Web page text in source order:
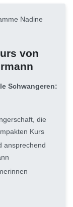
von
Schwangeren:
die
Kurs
ansprechend